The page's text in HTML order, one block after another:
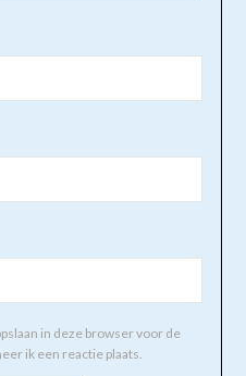
in deze browser voor de
ik een reactie plaats.